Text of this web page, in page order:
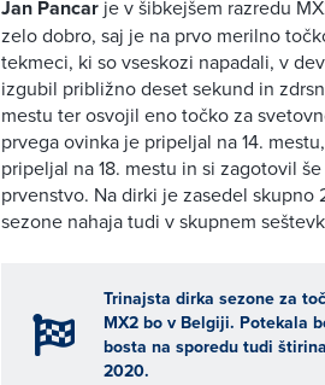
Jan Pancar je v šibkejšem razredu
zelo dobro, saj je na prvo merilno
tekmeci, ki so vseskozi napadali, v
izgubil približno deset sekund in
mestu ter osvojil eno točko za
prvega ovinka je pripeljal na 14.
pripeljal na 18. mestu in si zagotovil
prvenstvo. Na dirki je zasedel
sezone nahaja tudi v skupnem
Trinajsta dirka sezone za
MX2 bo v Belgiji. Potekala
bosta na sporedu tudi
2020.